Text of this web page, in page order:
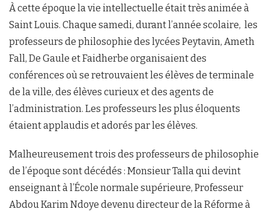
À cette époque la vie intellectuelle était très animée à
Saint Louis. Chaque samedi, durant l’année scolaire, les
professeurs de philosophie des lycées Peytavin, Ameth
Fall, De Gaule et Faidherbe organisaient des
conférences où se retrouvaient les élèves de terminale
de la ville, des élèves curieux et des agents de
l’administration. Les professeurs les plus éloquents
étaient applaudis et adorés par les élèves.
Malheureusement trois des professeurs de philosophie
de l’époque sont décédés : Monsieur Talla qui devint
enseignant à l’École normale supérieure, Professeur
Abdou Karim Ndoye devenu directeur de la Réforme à